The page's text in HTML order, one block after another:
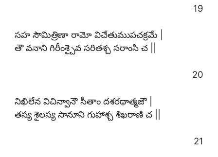
19
సహ సౌమిత్రిణా రామో విచేతుముపచక్రమే |
తౌ వనాని గిరీంశ్చైవ సరితశ్చ సరాంసి చ ||
20
నిఖిలేన విచిన్వానౌ సీతాం దశరథాత్మజౌ |
తస్య శైలస్య సానూని గుహాశ్చ శిఖరాణి చ ||
21